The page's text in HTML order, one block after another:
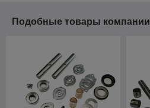
Подобные товары компании